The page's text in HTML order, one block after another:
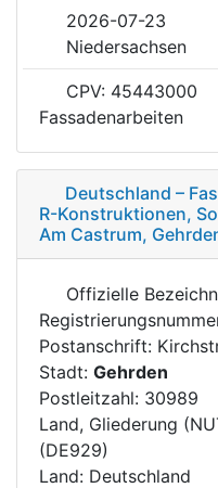
2026-07-23
Niedersachsen
CPV: 45443000
Fassadenarbeiten
Deutschland –
R-Konstruktionen,
Am Castrum,
Offizielle
Postanschrift:
Stadt: Gehrden
Postleitzahl: 30989
Land, Gliederung
(DE929)
Land: Deutschland